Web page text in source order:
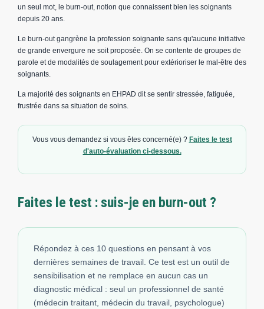
un seul mot, le burn-out, notion que connaissent bien les soignants
depuis 20 ans.
Le burn-out gangrène la profession soignante sans qu'aucune initiative
de grande envergure ne soit proposée. On se contente de groupes de
parole et de modalités de soulagement pour extérioriser le mal-être des
soignants.
La majorité des soignants en EHPAD dit se sentir stressée, fatiguée,
frustrée dans sa situation de soins.
Vous vous demandez si vous êtes concerné(e) ? Faites le test
d'auto-évaluation ci-dessous.
Faites le test : suis-je en burn-out ?
Répondez à ces 10 questions en pensant à vos
dernières semaines de travail. Ce test est un outil de
sensibilisation et ne remplace en aucun cas un
diagnostic médical : seul un professionnel de santé
(médecin traitant, médecin du travail, psychologue)